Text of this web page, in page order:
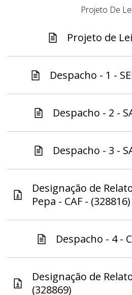
Projeto De
Projeto de
Despacho - 1 -
Despacho - 2 -
Despacho - 3 -
Designação de
Pepa - CAF - (328816)
Despacho - 4 -
Designação de
(328869)